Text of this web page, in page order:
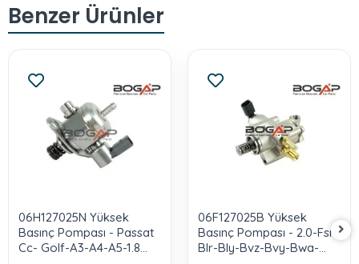
Benzer Ürünler
06H127025N Yüksek
Basınç Pompası - Passat
Cc- Golf-A3-A4-A5-1.8
06F127025B Yüksek
Basınç Pompası - 2.0-Fsı-
Blr-Bly-Bvz-Bvy-Bwa-